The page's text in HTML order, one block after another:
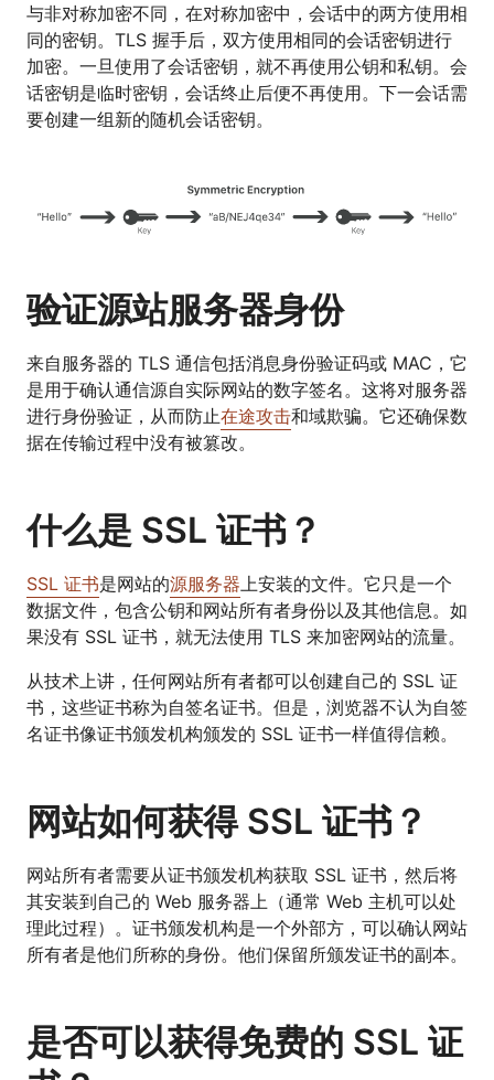
与非对称加密不同，在对称加密中，会话中的两方使用相
同的密钥。TLS 握手后，双方使用相同的会话密钥进行
加密。一旦使用了会话密钥，就不再使用公钥和私钥。会
话密钥是临时密钥，会话终止后便不再使用。下一会话需
要创建一组新的随机会话密钥。
验证源站服务器身份
来自服务器的 TLS 通信包括消息身份验证码或 MAC，它
是用于确认通信源自实际网站的数字签名。这将对服务器
进行身份验证，从而防止在途攻击和域欺骗。它还确保数
据在传输过程中没有被篡改。
什么是 SSL 证书？
SSL 证书是网站的源服务器 上安装的文件。它只是一个
数据文件，包含公钥和网站所有者身份以及其他信息。如
果没有 SSL 证书，就无法使用 TLS 来加密网站的流量。
从技术上讲，任何网站所有者都可以创建自己的 SSL 证
书，这些证书称为自签名证书。但是，浏览器不认为自签
名证书像证书颁发机构颁发的 SSL 证书一样值得信赖。
网站如何获得 SSL 证书？
网站所有者需要从证书颁发机构获取 SSL 证书，然后将
其安装到自己的 Web 服务器上（通常 Web 主机可以处
理此过程）。证书颁发机构是一个外部方，可以确认网站
所有者是他们所称的身份。他们保留所颁发证书的副本。
是否可以获得免费的 SSL 证